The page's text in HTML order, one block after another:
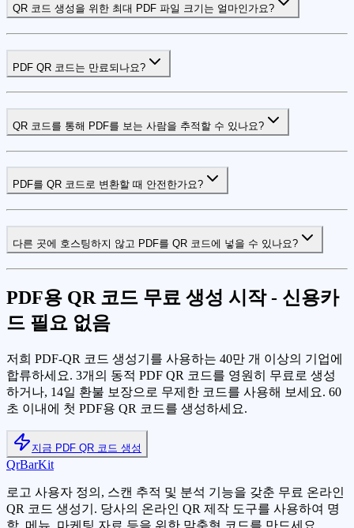
QR 코드 생성을 위한 최대 PDF 파일 크기는 얼마인가요?
PDF QR 코드는 만료되나요?
QR 코드를 통해 PDF를 보는 사람을 추적할 수 있나요?
PDF를 QR 코드로 변환할 때 안전한가요?
다른 곳에 호스팅하지 않고 PDF를 QR 코드에 넣을 수 있나요?
PDF용 QR 코드 무료 생성 시작 - 신용카
드 필요 없음
저희 PDF-QR 코드 생성기를 사용하는 40만 개 이상의 기업에
합류하세요. 3개의 동적 PDF QR 코드를 영원히 무료로 생성
하거나, 14일 환불 보장으로 무제한 코드를 사용해 보세요. 60
초 이내에 첫 PDF용 QR 코드를 생성하세요.
지금 PDF QR 코드 생성
QrBarKit
로고 사용자 정의, 스캔 추적 및 분석 기능을 갖춘 무료 온라인
QR 코드 생성기. 당사의 온라인 QR 제작 도구를 사용하여 명